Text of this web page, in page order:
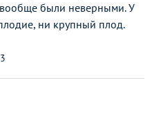
были неверными. У
ни крупный плод.